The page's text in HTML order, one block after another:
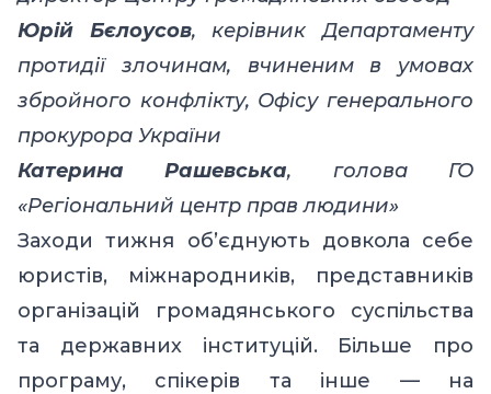
Юрій Бєлоусов, керівник Департаменту
протидії злочинам, вчиненим в умовах
збройного конфлікту, Офісу генерального
прокурора України
Катерина Рашевська, голова ГО
«Регіональний центр прав людини»
Заходи тижня об’єднують довкола себе
юристів, міжнародників, представників
організацій громадянського суспільства
та державних інституцій. Більше про
програму, спікерів та інше — на